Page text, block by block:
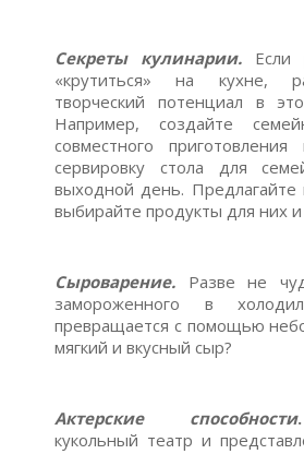
Секреты кулинарии.
Если
«крутиться» на кухне,
творческий потенциал в
Например, создайте
совместного
сервировку стола для
выходной день.
выбирайте продукты для них и
Сыроварение.
Разве не
замороженного в
превращается с помощью
мягкий и вкусный сыр?
Актерские способности
кукольный театр и